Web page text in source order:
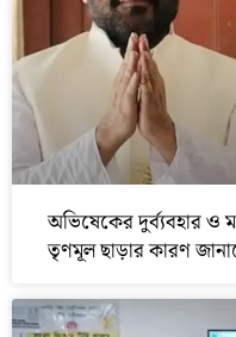
অভিষেকের দুর্ব্যবহার ও
তৃণমূল ছাড়ার কারণ